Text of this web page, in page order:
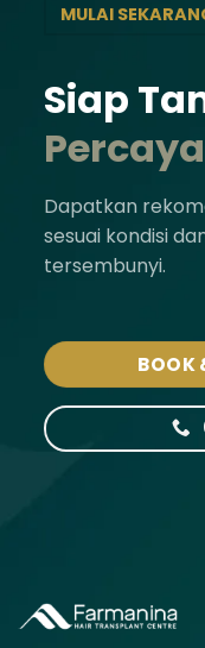
MULAI
Siap
Dapatkan
sesuai kondisi
tersembunyi.
BOOK